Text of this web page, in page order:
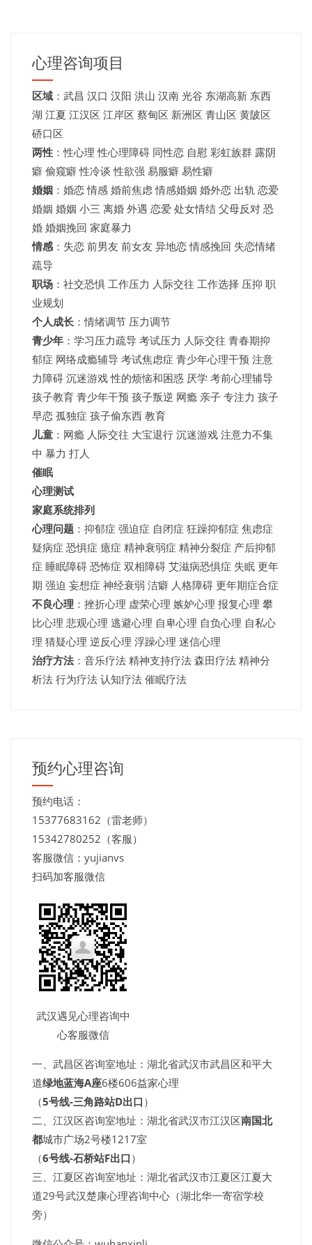
心理咨询项目
区域 ： 武昌 汉口 汉阳 洪山 汉南 光谷 东湖高新 东西
湖 江夏 江汉区 江岸区 蔡甸区 新洲区 青山区 黄陂区
硚口区
两性 ：性心理 性心理障碍 同性恋 自慰 彩虹族群 露阴
癖 偷窥癖 性冷谈 性欲强 易服癖 易性癖
婚姻 ：婚恋 情感 婚前焦虑 情感婚姻 婚外恋 出轨 恋爱
婚姻 婚姻 小三 离婚 外遇 恋爱 处女情结 父母反对 恐
婚 婚姻挽回 家庭暴力
情感 ：失恋 前男友 前女友 异地恋 情感挽回 失恋情绪
疏导
职场 ：社交恐惧 工作压力 人际交往 工作选择 压抑 职
业规划
个人成长 ：情绪调节 压力调节
青少年 ： 学习压力疏导 考试压力 人际交往 青春期抑
郁症 网络成瘾辅导 考试焦虑症 青少年心理干预 注意
力障碍 沉迷游戏 性的烦恼和困惑 厌学 考前心理辅导
孩子教育 青少年干预 孩子叛逆 网瘾 亲子 专注力 孩子
早恋 孤独症 孩子偷东西 教育
儿童 ：网瘾 人际交往 大宝退行 沉迷游戏 注意力不集
中 暴力 打人
催眠
心理测试
家庭系统排列
心理问题 ：抑郁症 强迫症 自闭症 狂躁抑郁症 焦虑症
疑病症 恐惧症 癔症 精神衰弱症 精神分裂症 产后抑郁
症 睡眠障碍 恐怖症 双相障碍 艾滋病恐惧症 失眠 更年
期 强迫 妄想症 神经衰弱 洁癖 人格障碍 更年期症合症
不良心理 ：挫折心理 虚荣心理 嫉妒心理 报复心理 攀
比心理 悲观心理 逃避心理 自卑心理 自负心理 自私心
理 猜疑心理 逆反心理 浮躁心理 迷信心理
治疗方法：音乐疗法 精神支持疗法 森田疗法 精神分
析法 行为疗法 认知疗法 催眠疗法
预约心理咨询
预约电话：
15377683162（雷老师）
15342780252（客服）
客服微信：yujianvs
扫码加客服微信
武汉遇见心理咨询中
心客服微信
一、武昌区咨询室地址：湖北省武汉市武昌区和平大
道绿地蓝海A座6楼606益家心理
（5号线-三角路站D出口 ）
二、江汉区咨询室地址：湖北省武汉市江汉区南国北
都城市广场2号楼1217室
（6号线-石桥站F出口 ）
三、江夏区咨询室地址：湖北省武汉市江夏区江夏大
道29号武汉楚康心理咨询中心（湖北华一寄宿学校
旁）